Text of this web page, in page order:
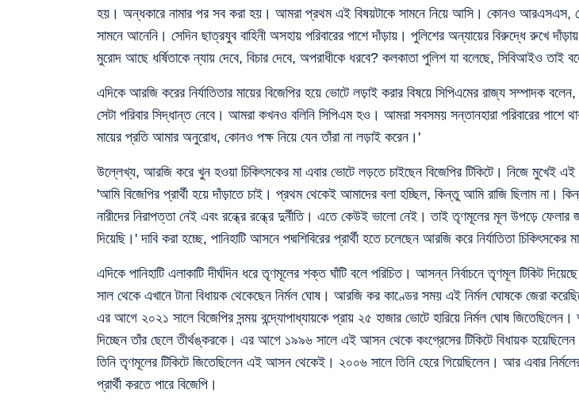
হয়। অন্ধকারে নামার পর সব করা হয়। আমরা প্রথম এই বিষয়টাকে সামনে নিয়ে আসি। কোনও আরএসএস,
সামনে আনেনি। সেদিন ছাত্রযুব বাহিনী অসহায় পরিবারের পাশে দাঁড়ায়। পুলিশের অন্যায়ের বিরুদ্ধে রুখে
মুরোদ আছে ধর্ষিতাকে ন্যায় দেবে, বিচার দেবে, অপরাধীকে ধরবে? কলকাতা পুলিশ যা বলেছে, সিবিআইও তাই
এদিকে আরজি করের নির্যাতিতার মায়ের বিজেপির হয়ে ভোটে লড়াই করার বিষয়ে সিপিএমের রাজ্য সম্পাদক
সেটা পরিবার সিদ্ধান্ত নেবে। আমরা কখনও বলিনি সিপিএম হও। আমরা সবসময় সন্তানহারা পরিবারের পাশে
মায়ের প্রতি আমার অনুরোধ, কোনও পক্ষ নিয়ে যেন তাঁরা না লড়াই করেন।'
উল্লেখ্য, আরজি করে খুন হওয়া চিকিৎসকের মা এবার ভোটে লড়তে চাইছেন বিজেপির টিকিটে। নিজে মুখেই
'আমি বিজেপির প্রার্থী হয়ে দাঁড়াতে চাই। প্রথম থেকেই আমাদের বলা হচ্ছিল, কিন্তু আমি রাজি ছিলাম না।
নারীদের নিরাপত্তা নেই এবং রন্ধ্রে রন্ধ্রে দুর্নীতি। এতে কেউই ভালো নেই। তাই তৃণমূলের মূল উপড়ে
দিয়েছি।' দাবি করা হচ্ছে, পানিহাটি আসনে পদ্মশিবিরের প্রার্থী হতে চলেছেন আরজি করে নির্যাতিতা চিকিৎসকের
এদিকে পানিহাটি এলাকাটি দীর্ঘদিন ধরে তৃণমূলের শক্ত ঘাঁটি বলে পরিচিত। আসন্ন নির্বাচনে তৃণমূল টিকিট
সাল থেকে এখানে টানা বিধায়ক থেকেছেন নির্মল ঘোষ। আরজি কর কাণ্ডের সময় এই নির্মল ঘোষকে জেরা
এর আগে ২০২১ সালে বিজেপির সন্ময় বন্দ্যোপাধ্যায়কে প্রায় ২৫ হাজার ভোটে হারিয়ে নির্মল ঘোষ
দিচ্ছেন তাঁর ছেলে তীর্থঙ্করকে। এর আগে ১৯৯৬ সালে এই আসন থেকে কংগ্রেসের টিকিটে বিধায়ক
তিনি তৃণমূলের টিকিটে জিতেছিলেন এই আসন থেকেই। ২০০৬ সালে তিনি হেরে গিয়েছিলেন। আর এবার
প্রার্থী করতে পারে বিজেপি।